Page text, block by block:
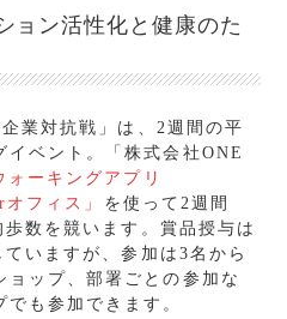
ョン活性化と健康のた
業対抗戦」は、2週間の平
ベント。「株式会社ONE
ォーキングアプリ
フィス」 を使って2週間
歩数を競います。賞品授与は
いますが、参加は3名から
ップ、部署ごとの参加な
も参加できます。